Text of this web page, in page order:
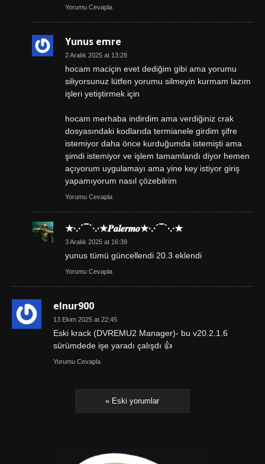
Yorumu Cevapla
Yunus emre
2 Aralık 2025 at 13:28
hocam maciçin evet dediğim gibi ama yorumu
siliyorsunuz lütfen yorumu silmeyin kurmam lazım
işleri yetiştirmek için
hocam merhaba indirdim ama verdiğiniz crak
dosyasındaki kodlarıda termianele girdim şifre
istemiyor daha önce kurduğumda istemişti ama
şimdi istemiyor ve işlem tamamlandı diyor hemen
açıyorum uygulamayı ama yine key istiyor giriş
yapamıyorum nasıl çözebilrim
Yorumu Cevapla
★·.·´¯`·.·★𝑷𝒂𝒍𝒆𝒓𝒎𝒐★·.·´¯`·.·★
3 Aralık 2025 at 16:39
yunus tümü güncellendi 20.3 eklendi
Yorumu Cevapla
elnur900
13 Ekim 2025 at 22:45
Eski krack (DVREMU2 Manager)- bu v20.2.1.6
sürümdede işe yaradı çalışdı 👍
Yorumu Cevapla
« Eski yorumlar